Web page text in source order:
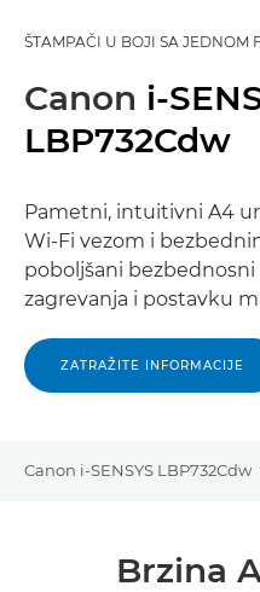
ŠTAMPAČI U BOJI SA JEDNOM
Canon i-
LBP732Cdw
Pametni, intuitivni A4
Wi-Fi vezom i
poboljšani
zagrevanja i postavku
ZATRAŽITE INFORMACIJE
Canon i-SENSYS LBP732Cdw
Brzina